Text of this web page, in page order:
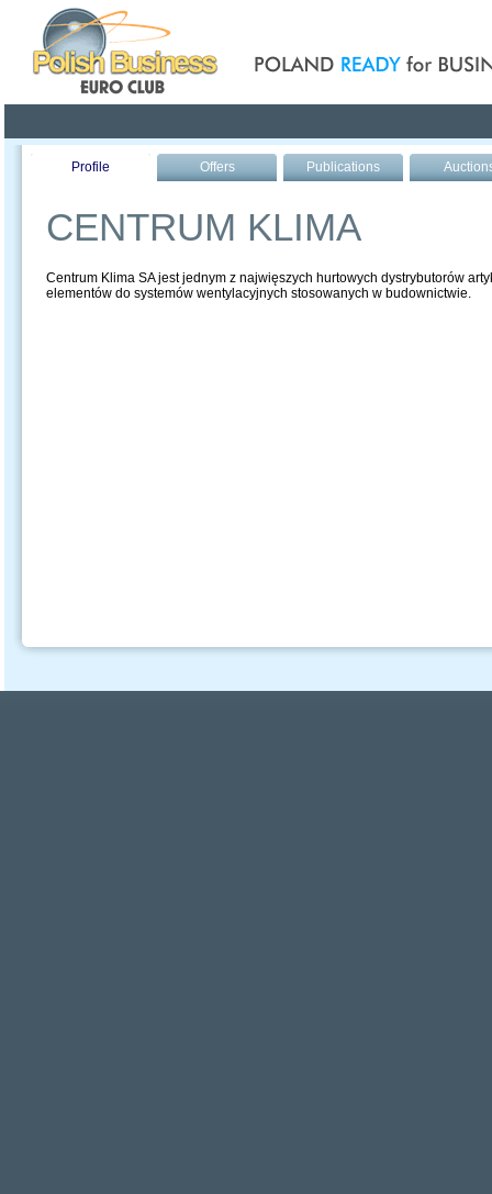
Profile Offers Publications
CENTRUM KLIMA
Centrum Klima SA jest jednym z najwięszych hurtowych dystrybutorów
elementów do systemów wentylacyjnych stosowanych w budownictwie.